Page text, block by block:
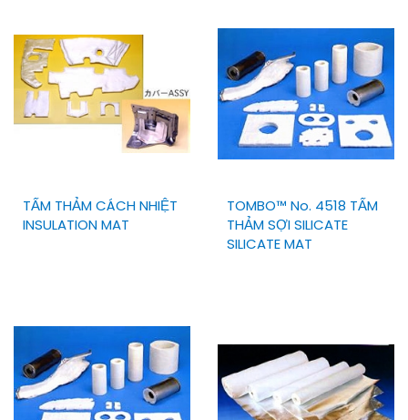
TẤM THẢM CÁCH NHIỆT
INSULATION MAT
TOMBO™ No. 4518 TẤM
THẢM SỢI SILICATE
SILICATE MAT